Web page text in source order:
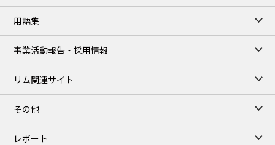
用語集
事業活動報告・採用情報
リム関連サイト
その他
レポート